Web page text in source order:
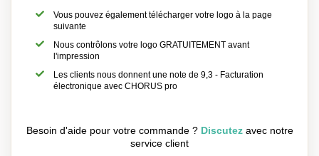
Vous pouvez également télécharger votre logo à la page
suivante
Nous contrôlons votre logo GRATUITEMENT avant
l'impression
Les clients nous donnent une note de 9,3 - Facturation
électronique avec CHORUS pro
Besoin d'aide pour votre commande ? Discutezavec notre
service client